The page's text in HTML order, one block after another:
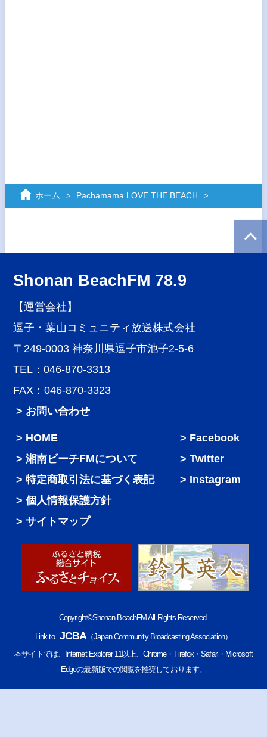
ホーム Pachamama LOVE THE BEACH
Shonan BeachFM 78.9
【運営会社】
逗子・葉山コミュニティ放送株式会社
〒249-0003 神奈川県逗子市池子2-5-6
TEL：046-870-3313
FAX：046-870-3323
> お問い合わせ
HOME
湘南ビーチFMについて
特定商取引法に基づく表記
個人情報保護方針
サイトマップ
Facebook
Twitter
Instagram
Copyright©Shonan BeachFM All Rights Reserved.
Link to JCBA （Japan Community Broadcasting Association）
本サイトでは、Internet Explorer 11以上、Chrome・Firefox・Safari・Microsoft
Edgeの最新版での閲覧を推奨しております。